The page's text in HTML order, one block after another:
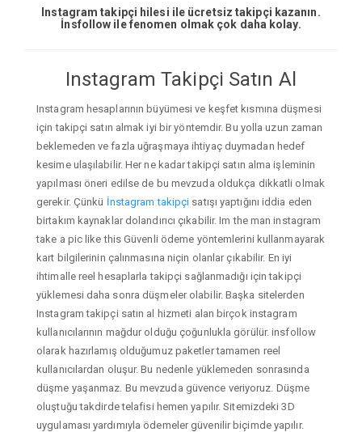
Instagram takipçi hilesi ile ücretsiz takipçi kazanın.
İnsfollow ile fenomen olmak çok daha kolay.
Instagram Takipçi Satın Al
Instagram hesaplarının büyümesi ve keşfet kısmına düşmesi
için takipçi satın almak iyi bir yöntemdir. Bu yolla uzun zaman
beklemeden ve fazla uğraşmaya ihtiyaç duymadan hedef
kesime ulaşılabilir. Her ne kadar takipçi satın alma işleminin
yapılması öneri edilse de bu mevzuda oldukça dikkatli olmak
gerekir. Çünkü İnstagram takipçi satışı yaptığını iddia eden
birtakım kaynaklar dolandırıcı çıkabilir. Im the man instagram
take a pic like this Güvenli ödeme yöntemlerini kullanmayarak
kart bilgilerinin çalınmasına niçin olanlar çıkabilir. En iyi
ihtimalle reel hesaplarla takipçi sağlanmadığı için takipçi
yüklemesi daha sonra düşmeler olabilir. Başka sitelerden
Instagram takipçi satın al hizmeti alan birçok instagram
kullanıcılarının mağdur olduğu çoğunlukla görülür. insfollow
olarak hazırlamış olduğumuz paketler tamamen reel
kullanıcılardan oluşur. Bu nedenle yüklemeden sonrasında
düşme yaşanmaz. Bu mevzuda güvence veriyoruz. Düşme
oluştuğu takdirde telafisi hemen yapılır. Sitemizdeki 3D
uygulaması yardımıyla ödemeler güvenilir biçimde yapılır.